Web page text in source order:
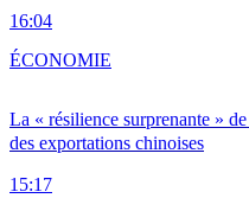
16:04
La « résilience surprenante »
des exportations chinoises
15:17
ÉCONOMIE